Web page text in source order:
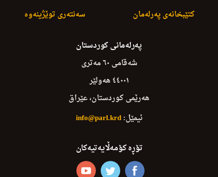
سەنتەری توێژینەوە کتێبخانەی پەرلەمان
پەرلەمانی کوردستان
شەقامی ٦٠ مەتری
٤٤٠٠١ هەولێر
هەرێمی کوردستان، عێراق
ئیمێل:info@parl.krd
تۆڕە کۆمەڵایەتیەکان